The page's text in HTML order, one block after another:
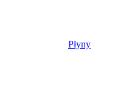
Płyny